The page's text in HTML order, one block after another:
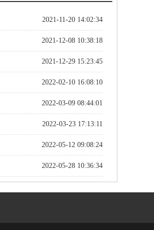
2021-11-20 14:02:34
2021-12-08 10:38:18
2021-12-29 15:23:45
2022-02-10 16:08:10
2022-03-09 08:44:01
2022-03-23 17:13:11
2022-05-12 09:08:24
2022-05-28 10:36:34